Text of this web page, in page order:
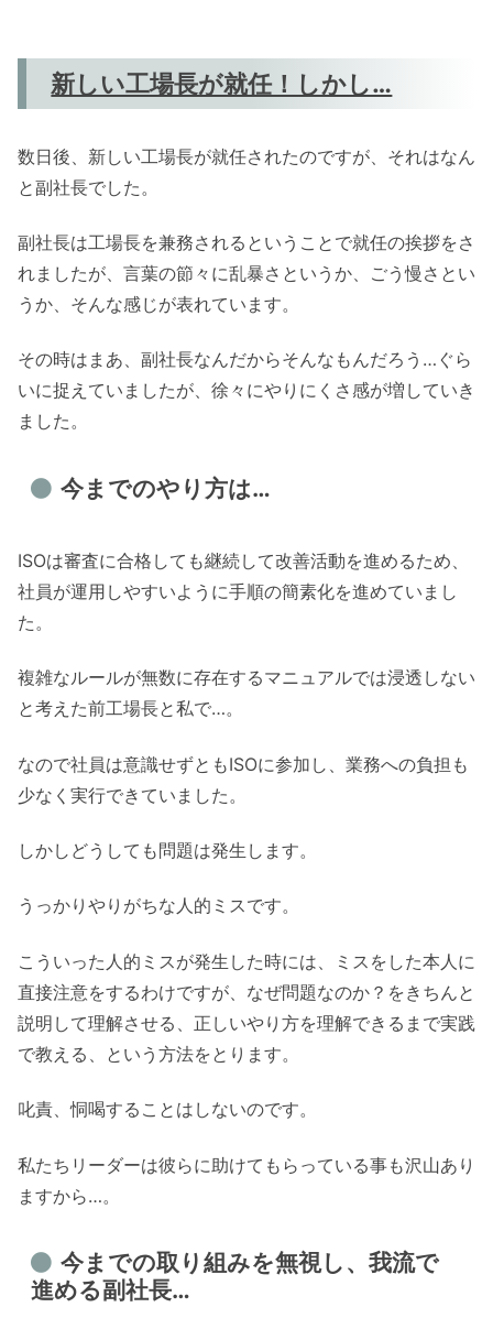
新しい工場長が就任！しかし…
数日後、新しい工場長が就任されたのですが、それはなん
と副社長でした。
副社長は工場長を兼務されるということで就任の挨拶をさ
れましたが、言葉の節々に乱暴さというか、ごう慢さとい
うか、そんな感じが表れています。
その時はまあ、副社長なんだからそんなもんだろう…ぐら
いに捉えていましたが、徐々にやりにくさ感が増していき
ました。
今までのやり方は…
ISOは審査に合格しても継続して改善活動を進めるため、
社員が運用しやすいように手順の簡素化を進めていまし
た。
複雑なルールが無数に存在するマニュアルでは浸透しない
と考えた前工場長と私で…。
なので社員は意識せずともISOに参加し、業務への負担も
少なく実行できていました。
しかしどうしても問題は発生します。
うっかりやりがちな人的ミスです。
こういった人的ミスが発生した時には、ミスをした本人に
直接注意をするわけですが、なぜ問題なのか？をきちんと
説明して理解させる、正しいやり方を理解できるまで実践
で教える、という方法をとります。
叱責、恫喝することはしないのです。
私たちリーダーは彼らに助けてもらっている事も沢山あり
ますから…。
今までの取り組みを無視し、我流で
進める副社長…